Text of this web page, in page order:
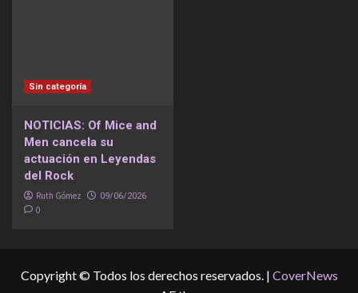
Sin categoría
NOTICIAS: Of Mice and
Men cancela su
actuación en Leyendas
del Rock
Ruth Gómez 09/06/2026
0
Copyright © Todos los derechos reservados. | CoverNews